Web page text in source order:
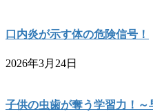
口内炎が示す体の危険信号！
2026年3月24日
子供の虫歯が奪う学習力！